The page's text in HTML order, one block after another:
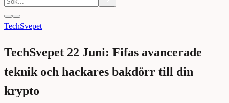
TechSvepet
TechSvepet 22 Juni: Fifas avancerade
teknik och hackares bakdörr till din
krypto